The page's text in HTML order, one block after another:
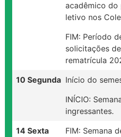
acadêmico do
letivo nos
FIM: Período
solicitações
rematrícula
10 Segunda Início do
INÍCIO:
ingressantes.
14 Sexta
FIM: Semana